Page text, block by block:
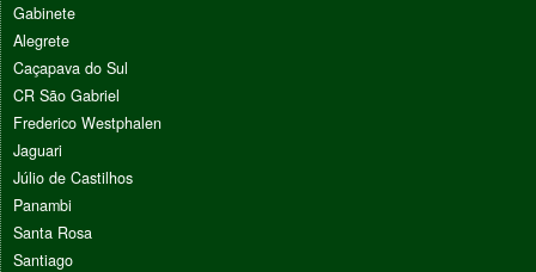
Gabinete
Alegrete
Caçapava do Sul
CR São Gabriel
Frederico Westphalen
Jaguari
Júlio de Castilhos
Panambi
Santa Rosa
Santiago